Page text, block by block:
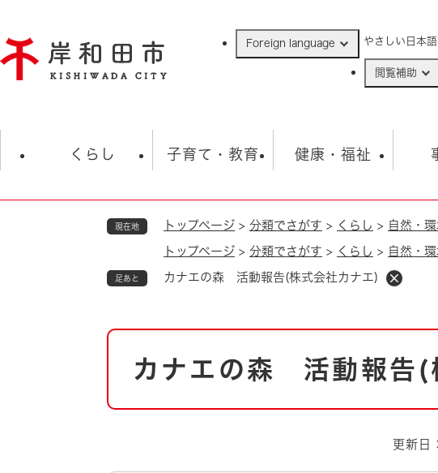
ジ
の
Foreign language やさしい日本語
閲覧補助
くらし
住民票・戸籍
防災・防犯
自然・環境・公園 住宅
引っ越し おくやみ
地域コミュニティ・ボラン
子育て・教育
学校 子育て
健康・福祉
福祉・健康・生活
観光 市の概
現在地 トップページ > 分類でさがす > くらし > 自然・
トップページ > 分類でさがす > くらし > 自然・
足あと カナエの森 活動報告(株式会社カナエ)
本
カナエの森 活動報告(
更新日